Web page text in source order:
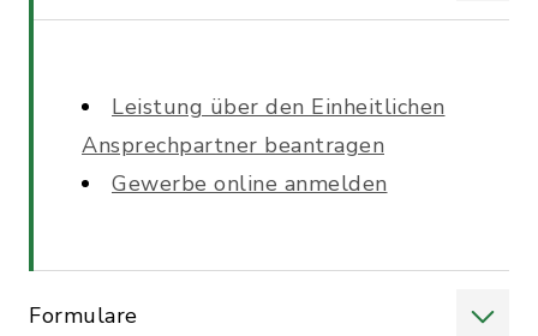
Leistung über den Einheitlichen
Ansprechpartner beantragen
Gewerbe online anmelden
Formulare